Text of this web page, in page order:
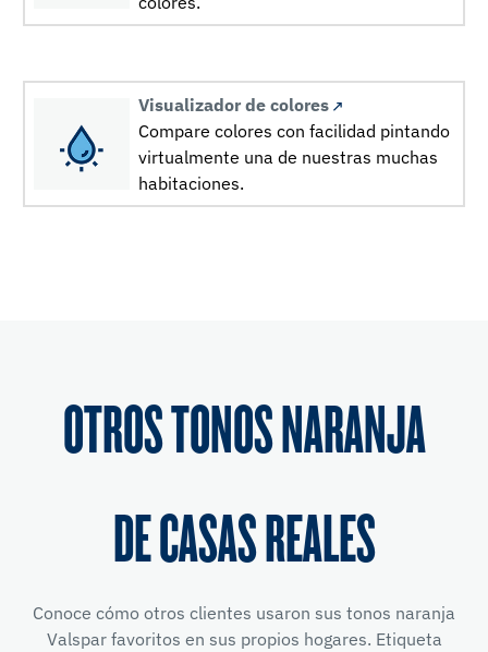
Visualizador de colores
Compare colores con facilidad pintando
virtualmente una de nuestras muchas
habitaciones.
OTROS TONOS NARANJA
DE CASAS REALES
Conoce cómo otros clientes usaron sus tonos naranja
Valspar favoritos en sus propios hogares. Etiqueta